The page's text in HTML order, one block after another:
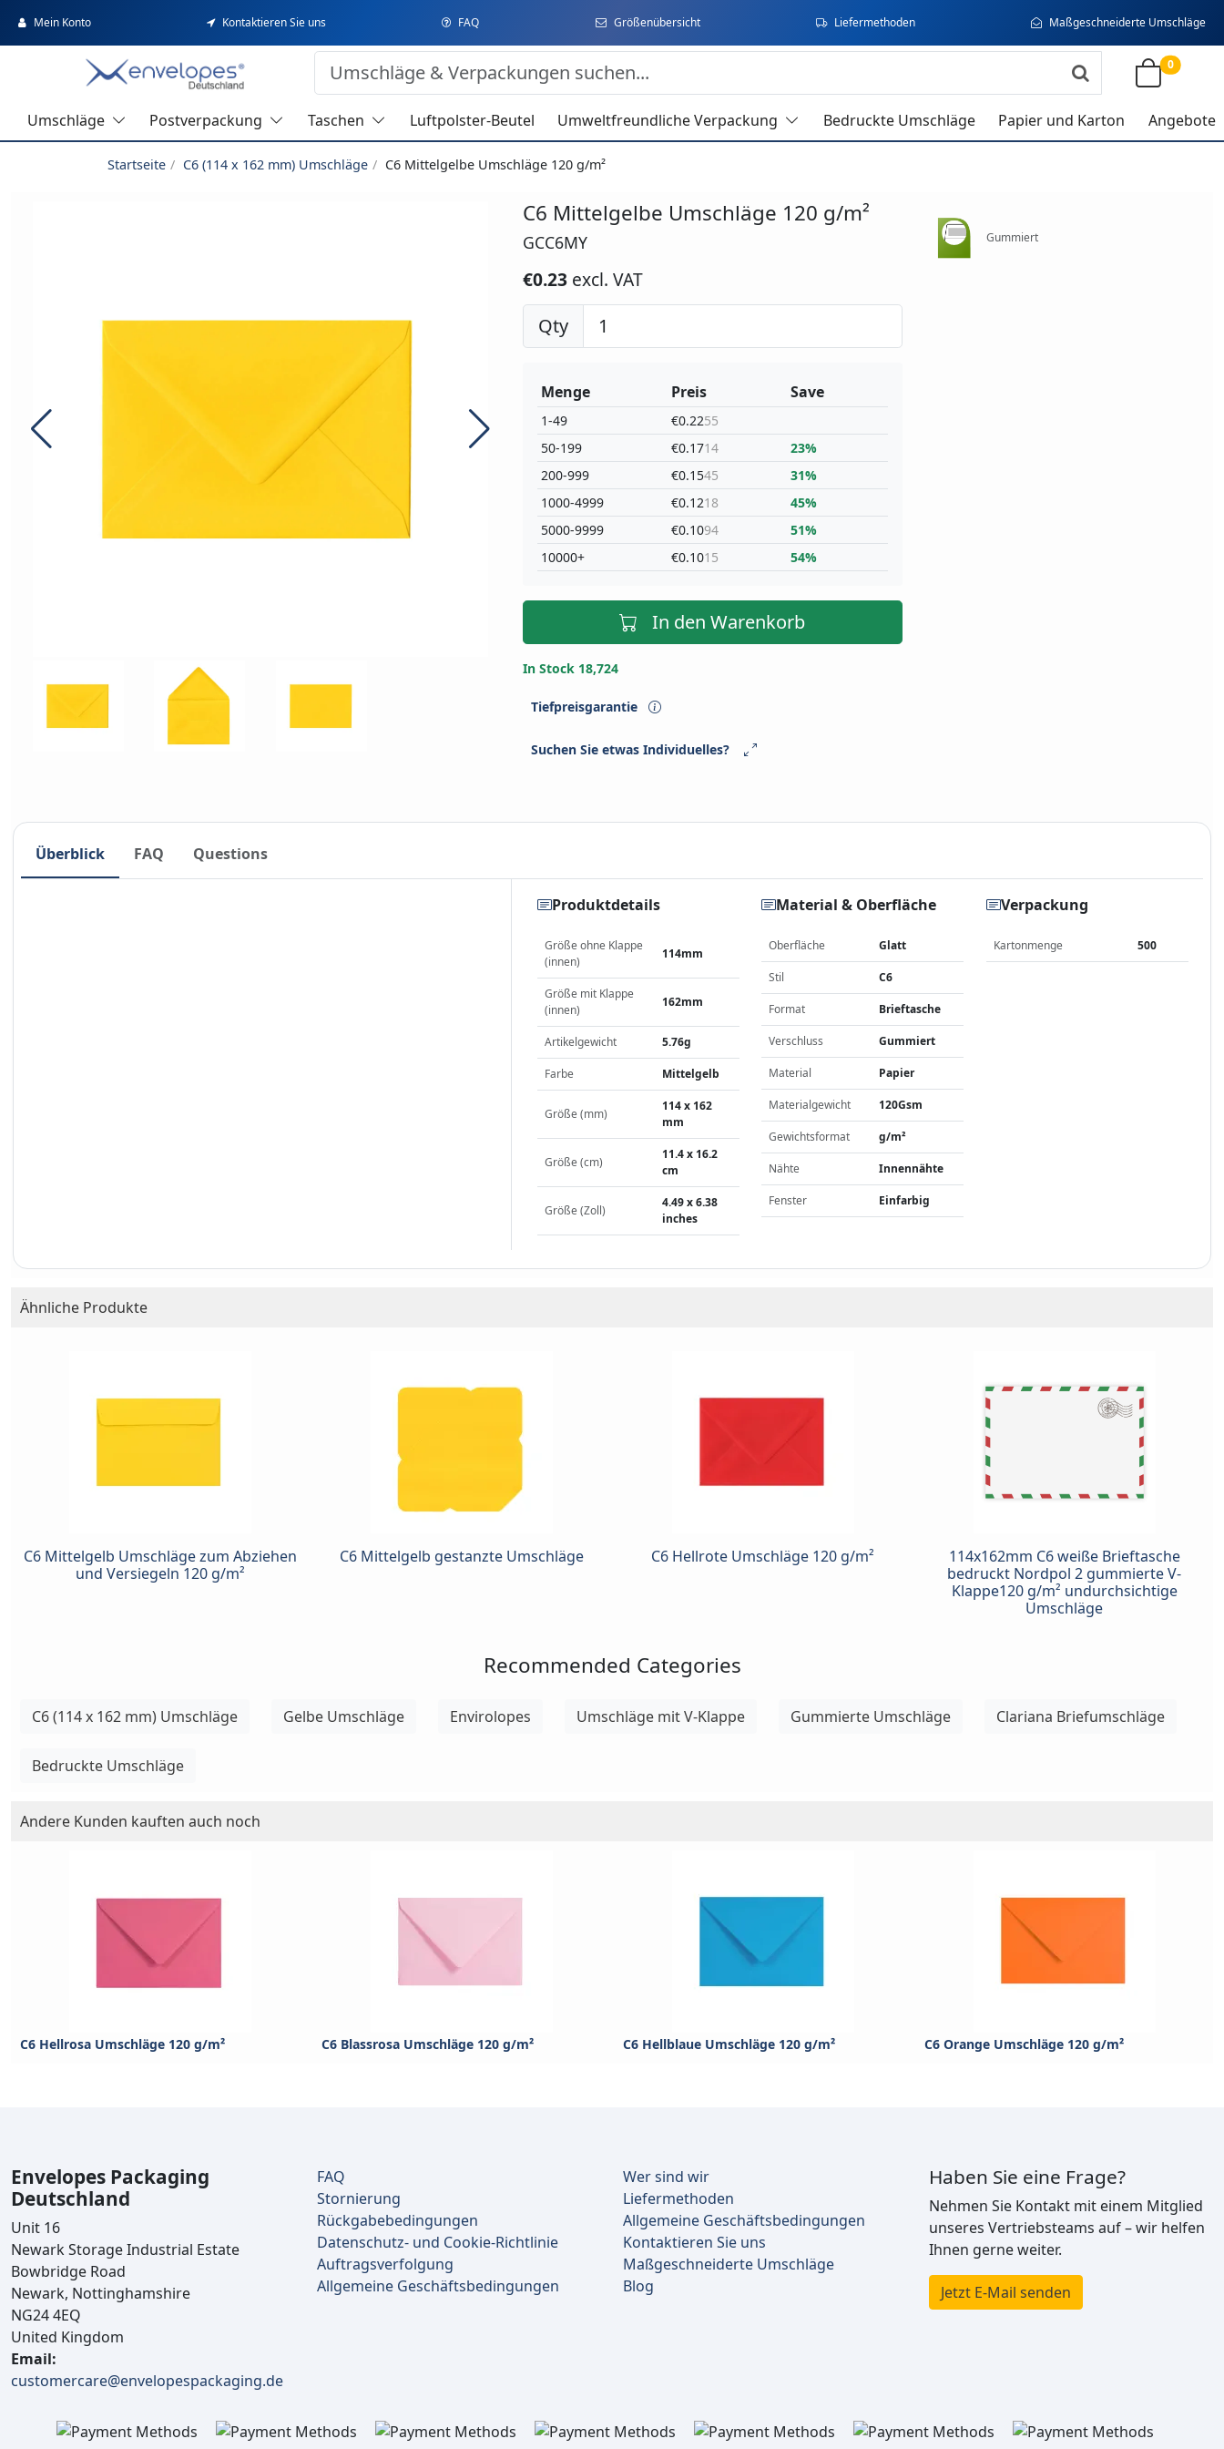
Mein Konto Kontaktieren Sie uns FAQ Größenübersicht Liefermethoden Maßgeschneiderte Umschläge
0
Umschläge Postverpackung Taschen Luftpolster-Beutel Umweltfreundliche Verpackung Bedruckte Umschläge Papier und Karton Angebote
Startseite C6 (114 x 162 mm) Umschläge C6 Mittelgelbe Umschläge 120 g/m²
C6 Mittelgelbe Umschläge 120 g/m²
GCC6MY
€0.23 excl. VAT
Qty
Menge
1-49
50-199
200-999
1000-4999
5000-9999
10000+
Preis
€0.2255
€0.1714
€0.1545
€0.1218
€0.1094
€0.1015
Save
23%
31%
45%
51%
54%
In den Warenkorb
In Stock 18,724
Tiefpreisgarantie
Suchen Sie etwas Individuelles?
Gummiert
Überblick FAQ Questions
Produktdetails
Größe ohne Klappe
(innen)
114mm
Größe mit Klappe
(innen)
162mm
Artikelgewicht 5.76g
Farbe Mittelgelb
Größe (mm)
114 x 162
mm
Größe (cm)
11.4 x 16.2
cm
Größe (Zoll)
4.49 x 6.38
inches
Material & Oberfläche
Oberfläche Glatt
Stil C6
Format Brieftasche
Verschluss Gummiert
Material Papier
Materialgewicht 120Gsm
Gewichtsformat g/m²
Nähte Innennähte
Fenster Einfarbig
Verpackung
Kartonmenge 500
Ähnliche Produkte
C6 Mittelgelb Umschläge zum Abziehen
und Versiegeln 120 g/m²
C6 Mittelgelb gestanzte Umschläge C6 Hellrote Umschläge 120 g/m²
114x162mm C6 weiße Brieftasche
bedruckt Nordpol 2 gummierte V-
Klappe120 g/m² undurchsichtige
Umschläge
Recommended Categories
C6 (114 x 162 mm) Umschläge Gelbe Umschläge Envirolopes Umschläge mit V-Klappe Gummierte Umschläge Clariana Briefumschläge
Bedruckte Umschläge
Andere Kunden kauften auch noch
C6 Hellrosa Umschläge 120 g/m² C6 Blassrosa Umschläge 120 g/m² C6 Hellblaue Umschläge 120 g/m² C6 Orange Umschläge 120 g/m²
Envelopes Packaging
Deutschland
Unit 16
Newark Storage Industrial Estate
Bowbridge Road
Newark, Nottinghamshire
NG24 4EQ
United Kingdom
Email:
customercare@envelopespackaging.de
FAQ
Stornierung
Rückgabebedingungen
Datenschutz- und Cookie-Richtlinie
Auftragsverfolgung
Allgemeine Geschäftsbedingungen
Wer sind wir
Liefermethoden
Allgemeine Geschäftsbedingungen
Kontaktieren Sie uns
Maßgeschneiderte Umschläge
Blog
Haben Sie eine Frage?
Nehmen Sie Kontakt mit einem Mitglied
unseres Vertriebsteams auf – wir helfen
Ihnen gerne weiter.
Jetzt E-Mail senden